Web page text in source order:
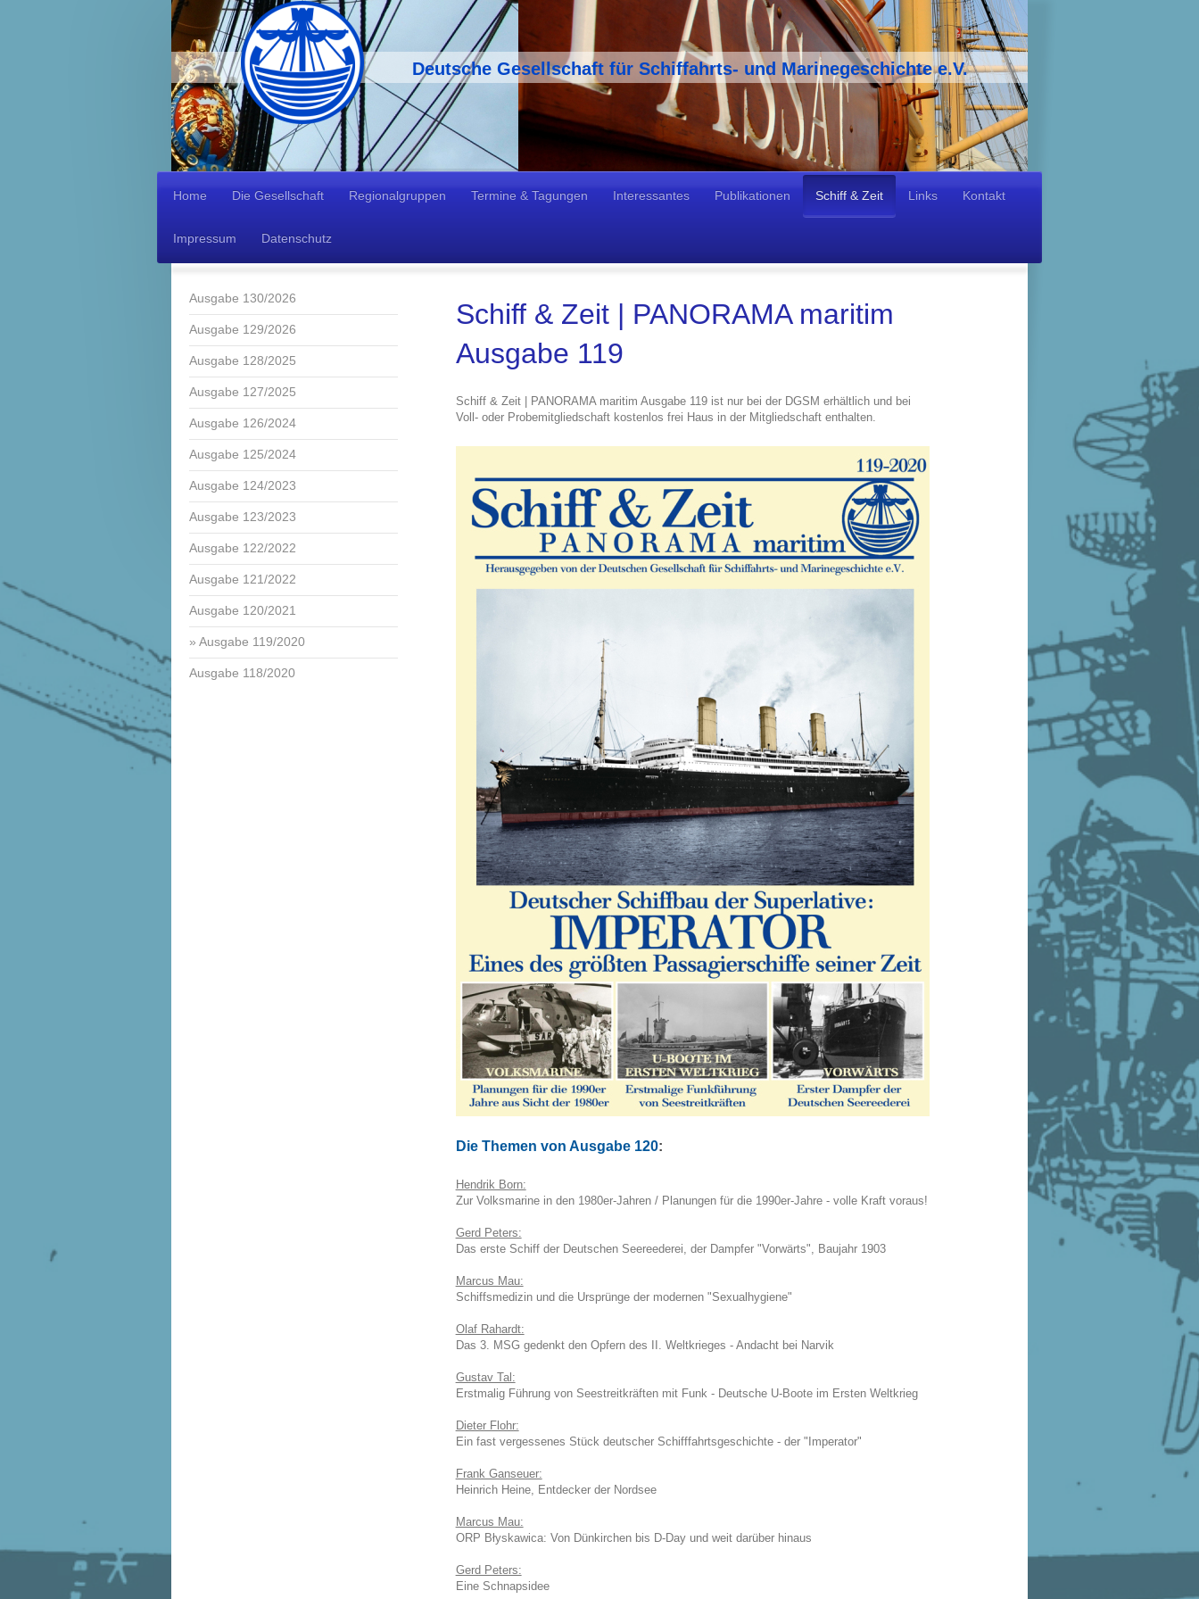
Deutsche Gesellschaft für Schiffahrts- und Marinegeschichte e.V.
Home Die Gesellschaft Regionalgruppen Termine & Tagungen Interessantes Publikationen Schiff & Zeit Links Kontakt
Impressum Datenschutz
Schiff & Zeit | PANORAMA maritim
Ausgabe 119
Schiff & Zeit | PANORAMA maritim Ausgabe 119 ist nur bei der DGSM erhältlich und bei
Voll- oder Probemitgliedschaft kostenlos frei Haus in der Mitgliedschaft enthalten.
Die Themen von Ausgabe 120:
Hendrik Born:
Zur Volksmarine in den 1980er-Jahren / Planungen für die 1990er-Jahre - volle Kraft voraus!
Gerd Peters:
Das erste Schiff der Deutschen Seereederei, der Dampfer "Vorwärts", Baujahr 1903
Marcus Mau:
Schiffsmedizin und die Ursprünge der modernen "Sexualhygiene"
Olaf Rahardt:
Das 3. MSG gedenkt den Opfern des II. Weltkrieges - Andacht bei Narvik
Gustav Tal:
Erstmalig Führung von Seestreitkräften mit Funk - Deutsche U-Boote im Ersten Weltkrieg
Dieter Flohr:
Ein fast vergessenes Stück deutscher Schifffahrtsgeschichte - der "Imperator"
Frank Ganseuer:
Heinrich Heine, Entdecker der Nordsee
Marcus Mau:
ORP Błyskawica: Von Dünkirchen bis D-Day und weit darüber hinaus
Gerd Peters:
Eine Schnapsidee
Ausgabe 130/2026
Ausgabe 129/2026
Ausgabe 128/2025
Ausgabe 127/2025
Ausgabe 126/2024
Ausgabe 125/2024
Ausgabe 124/2023
Ausgabe 123/2023
Ausgabe 122/2022
Ausgabe 121/2022
Ausgabe 120/2021
Ausgabe 119/2020
Ausgabe 118/2020